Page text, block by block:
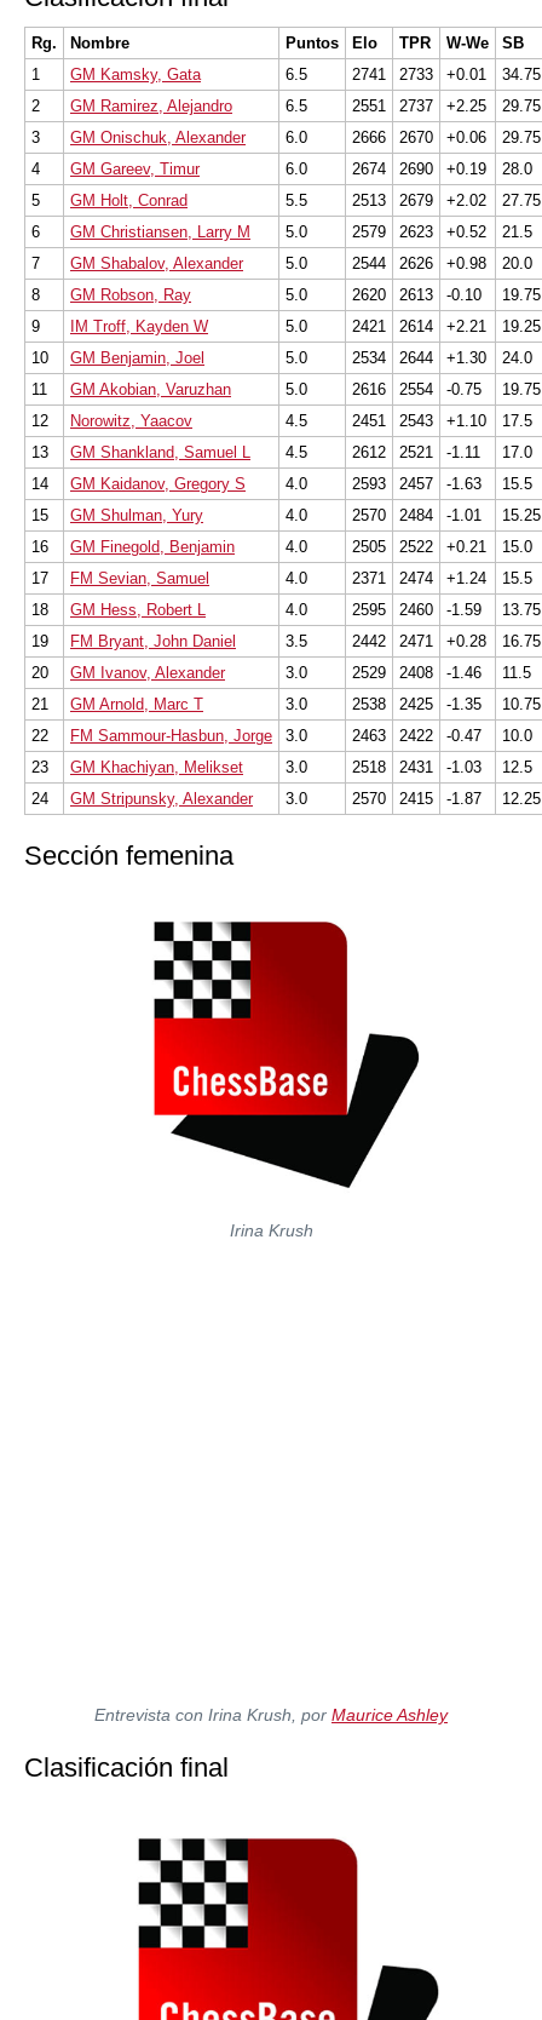
Rg. Nombre Puntos Elo TPR W-We
SB
1
GM Kamsky, Gata 6.5 2741 2733 +0.01
34.75
2
GM Ramirez, Alejandro 6.5 2551 2737 +2.25
29.75
3
GM Onischuk, Alexander 6.0 2666 2670 +0.06
29.75
4
GM Gareev, Timur 6.0 2674 2690 +0.19
28.0
5
GM Holt, Conrad 5.5 2513 2679 +2.02
27.75
6
GM Christiansen, Larry M 5.0 2579 2623 +0.52
21.5
7
GM Shabalov, Alexander 5.0 2544 2626 +0.98
20.0
8
GM Robson, Ray 5.0 2620 2613 -0.10
19.75
9
IM Troff, Kayden W 5.0 2421 2614 +2.21
19.25
10
GM Benjamin, Joel 5.0 2534 2644 +1.30
24.0
11
GM Akobian, Varuzhan 5.0 2616 2554 -0.75
19.75
12
Norowitz, Yaacov 4.5 2451 2543 +1.10
17.5
13
GM Shankland, Samuel L 4.5 2612 2521 -1.11
17.0
14
GM Kaidanov, Gregory S 4.0 2593 2457 -1.63
15.5
15
GM Shulman, Yury 4.0 2570 2484 -1.01
15.25
16
GM Finegold, Benjamin 4.0 2505 2522 +0.21
15.0
17
FM Sevian, Samuel 4.0 2371 2474 +1.24
15.5
18
GM Hess, Robert L 4.0 2595 2460 -1.59
13.75
19
FM Bryant, John Daniel 3.5 2442 2471 +0.28
16.75
20
GM Ivanov, Alexander 3.0 2529 2408 -1.46
11.5
21
GM Arnold, Marc T 3.0 2538 2425 -1.35
10.75
22
FM Sammour-Hasbun, Jorge 3.0 2463 2422 -0.47
10.0
23
GM Khachiyan, Melikset 3.0 2518 2431 -1.03
12.5
24
GM Stripunsky, Alexander 3.0 2570 2415 -1.87 12.25
Sección femenina
Irina Krush
Entrevista con Irina Krush, por Maurice Ashley
Clasificación final